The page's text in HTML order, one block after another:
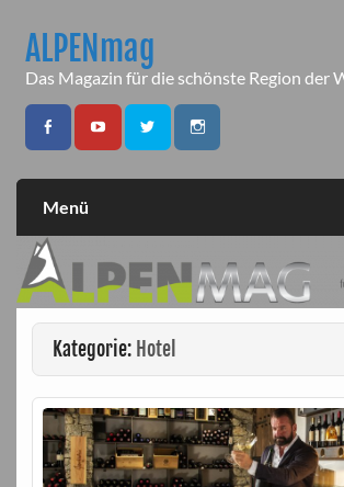
contentALPENmag
Das Magazin für die schönste Region der
Menü
Kategorie: Hotel